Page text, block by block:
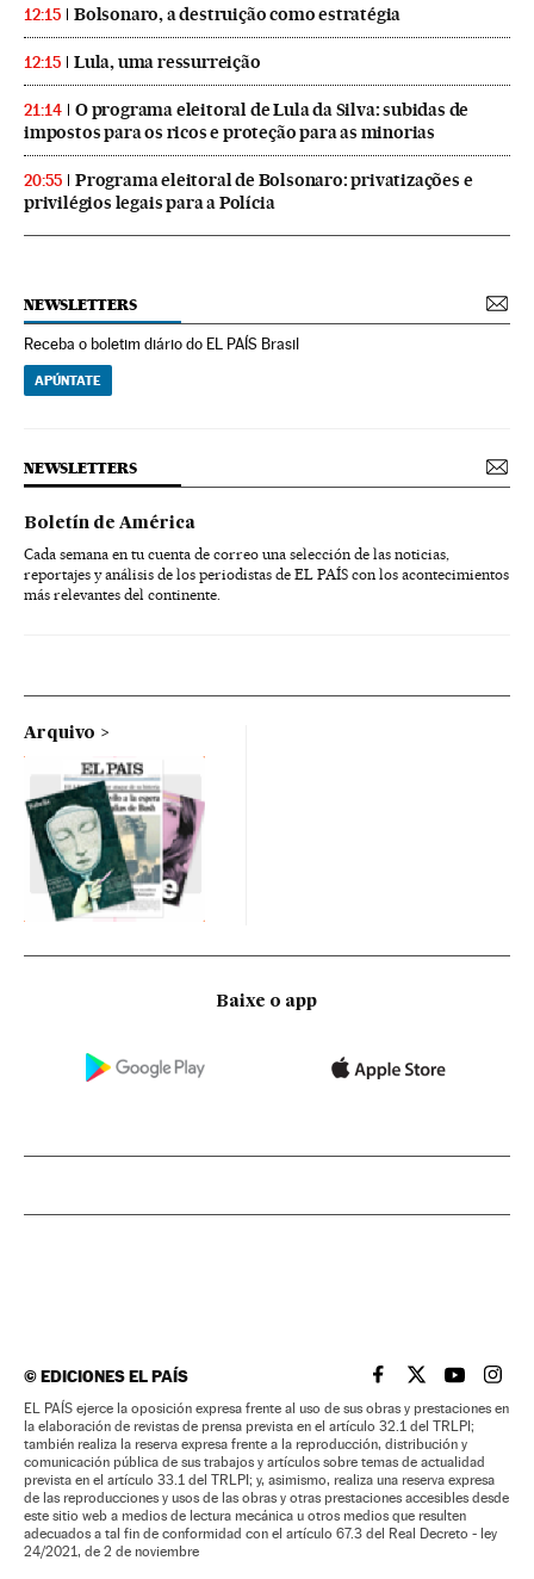
12:15 Bolsonaro, a destruição como estratégia
12:15 Lula, uma ressurreição
21:14
O programa eleitoral de Lula da Silva: subidas de
impostos para os ricos e proteção para as minorias
20:55
Programa eleitoral de Bolsonaro: privatizações e
privilégios legais para a Polícia
NEWSLETTERS
Receba o boletim diário do EL PAÍS Brasil
APÚNTATE
NEWSLETTERS
Boletín de América
Cada semana en tu cuenta de correo una selección de las noticias,
reportajes y análisis de los periodistas de EL PAÍS con los acontecimientos
más relevantes del continente.
Arquivo
Baixe o app
©EDICIONES EL PAÍS EL PAÍS BRASIL EN
EL PAÍSEL PAÍS
EL
EL PAÍS ejerce la oposición expresa frente al uso de sus obras y prestaciones en
la elaboración de revistas de prensa prevista en el artículo 32.1 del TRLPI;
también realiza la reserva expresa frente a la reproducción, distribución y
comunicación pública de sus trabajos y artículos sobre temas de actualidad
prevista en el artículo 33.1 del TRLPI; y, asimismo, realiza una reserva expresa
de las reproducciones y usos de las obras y otras prestaciones accesibles desde
este sitio web a medios de lectura mecánica u otros medios que resulten
adecuados a tal fin de conformidad con el artículo 67.3 del Real Decreto - ley
24/2021, de 2 de noviembre